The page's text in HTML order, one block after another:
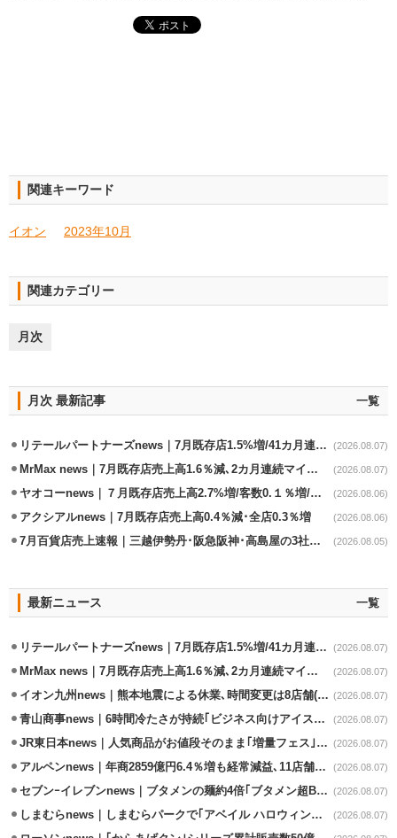
関連キーワード
イオン 2023年10月
関連カテゴリー
月次
月次 最新記事 一覧
リテールパートナーズnews｜7月既存店1.5%増/41カ月連続増 (2026.08.07)
MrMax news｜7月既存店売上高1.6％減､2カ月連続マイナス (2026.08.07)
ヤオコーnews｜７月既存店売上高2.7%増/客数0.１％増/客単価2.6％増 (2026.08.06)
アクシアルnews｜7月既存店売上高0.4％減･全店0.3％増 (2026.08.06)
7月百貨店売上速報｜三越伊勢丹･阪急阪神･高島屋の3社は増収 (2026.08.05)
最新ニュース 一覧
リテールパートナーズnews｜7月既存店1.5%増/41カ月連続増 (2026.08.07)
MrMax news｜7月既存店売上高1.6％減､2カ月連続マイナス (2026.08.07)
イオン九州news｜熊本地震による休業､時間変更は8店舗(8/7時点) (2026.08.07)
青山商事news｜6時間冷たさが持続｢ビジネス向けアイスベスト｣発売 (2026.08.07)
JR東日本news｜人気商品がお値段そのまま｢増量フェス｣8/18から開催 (2026.08.07)
アルペンnews｜年商2859億円6.4％増も経常減益､11店舗出店、4店閉鎖 (2026.08.07)
セブンｰイレブンnews｜ブタメンの麺約4倍｢ブタメン超BIG｣8/11から限定発売 (2026.08.07)
しまむらnews｜しまむらパークで｢アベイル ハロウィンじゅんびフェア｣開催 (2026.08.07)